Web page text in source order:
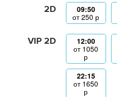
2D
09:50
от250 р
VIP 2D
12:00
от 1050
р
22:15
от 1650
р